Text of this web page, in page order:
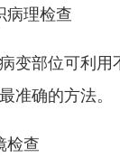
病理检查
变部位可利用
准确的方法。
检查